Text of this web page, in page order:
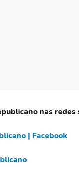
nas redes
| Facebook